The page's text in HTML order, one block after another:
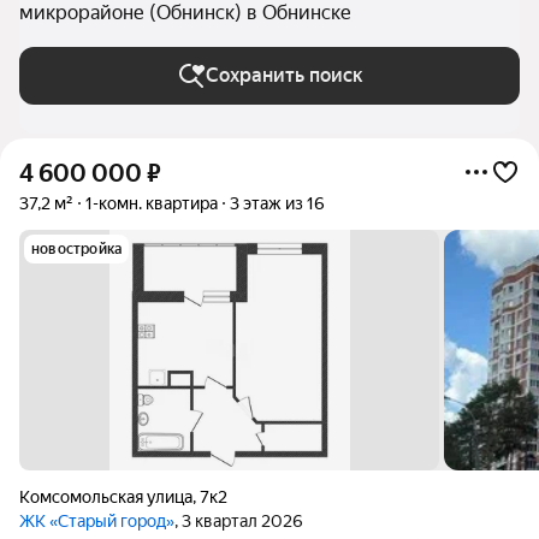
микрорайоне (Обнинск) в Обнинске
Сохранить поиск
4 600 000 ₽
37,2 м² 1-комн. квартира 3 этаж из 16
новостройка
Комсомольская улица,7к2
ЖК «Старый город», 3 квартал 2026